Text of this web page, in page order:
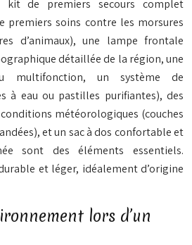
de premiers secours complet
premiers soins contre les morsures
d’animaux), une lampe frontale
détaillée de la région, une
multifonction, un système de
à eau ou pastilles purifiantes), des
météorologiques (couches
et un sac à dos confortable et
sont des éléments essentiels.
et léger, idéalement d’origine
lors d’un